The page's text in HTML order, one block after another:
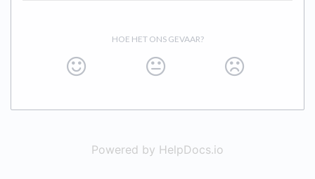
HOE HET ONS GEVAAR?
Powered by HelpDocs.io